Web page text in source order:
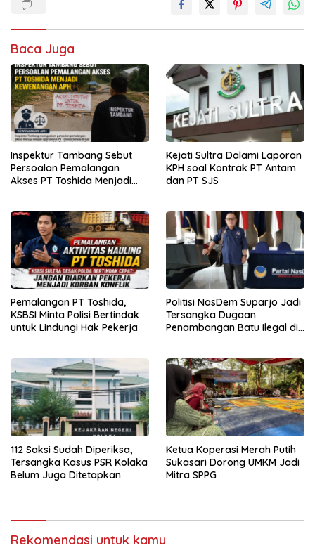
Baca Juga
Inspektur Tambang Sebut
Persoalan Pemalangan
Akses PT Toshida Menjadi
Kejati Sultra Dalami Laporan
KPH soal Kontrak PT Antam
dan PT SJS
Pemalangan PT Toshida,
KSBSI Minta Polisi Bertindak
untuk Lindungi Hak Pekerja
Politisi NasDem Suparjo Jadi
Tersangka Dugaan
Penambangan Batu Ilegal di
112 Saksi Sudah Diperiksa,
Tersangka Kasus PSR Kolaka
Belum Juga Ditetapkan
Ketua Koperasi Merah Putih
Sukasari Dorong UMKM Jadi
Mitra SPPG
Rekomendasi untuk kamu